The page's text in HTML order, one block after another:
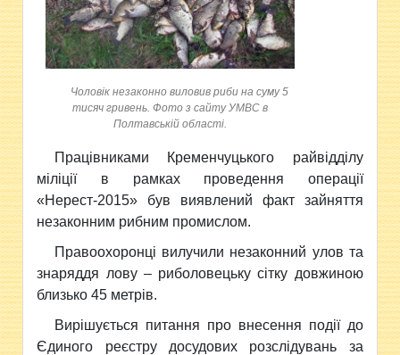
Чоловік незаконно виловив риби на суму 5
тисяч гривень. Фото з сайту УМВС в
Полтавській області.
Працівниками Кременчуцького райвідділу
міліції в рамках проведення операції
«Нерест-2015» був виявлений факт зайняття
незаконним рибним промислом.
Правоохоронці вилучили незаконний улов та
знаряддя лову – риболовецьку сітку довжиною
близько 45 метрів.
Вирішується питання про внесення події до
Єдиного реєстру досудових розслідувань за